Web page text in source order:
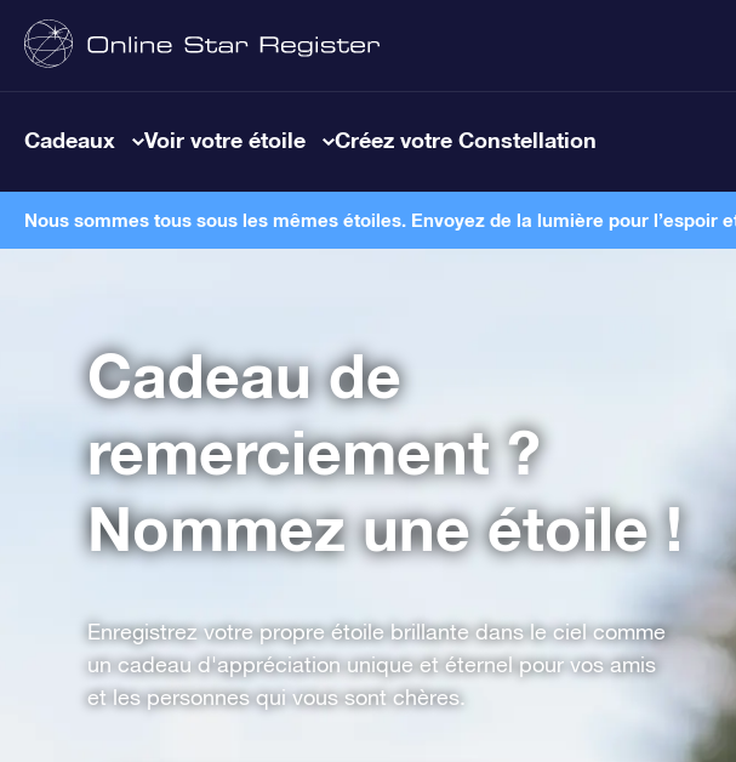
Cadeaux Voir votre étoile Créez votre Constellation
Nous sommes tous sous les mêmes étoiles. Envoyez de la lumière pour l’espoir
Cadeau de
remerciement ?
Nommez une étoile !
Enregistrez votre propre étoile brillante dans le ciel comme
un cadeau d'appréciation unique et éternel pour vos amis
et les personnes qui vous sont chères.